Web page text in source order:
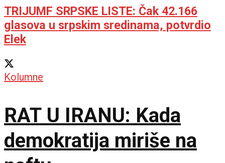
TRIJUMF SRPSKE LISTE: Čak 42.166
glasova u srpskim sredinama, potvrdio
Elek
Kolumne
RAT U IRANU: Kada
demokratija miriše na